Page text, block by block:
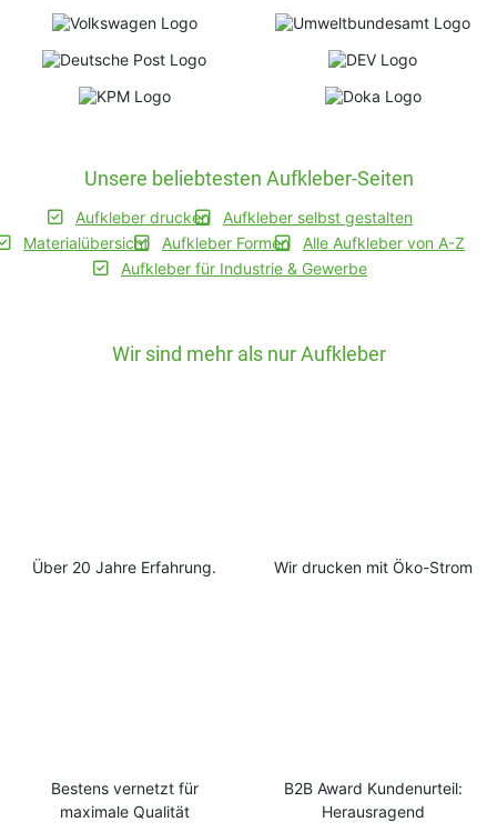
Unsere beliebtesten Aufkleber-Seiten
Aufkleber drucken
Aufkleber selbst gestalten
Materialübersicht
Aufkleber Formen
Alle Aufkleber von A-Z
Aufkleber für Industrie & Gewerbe
Wir sind mehr als nur Aufkleber
Über 20 Jahre Erfahrung. Wir drucken mit Öko-Strom
Bestens vernetzt für
maximale Qualität
B2B Award Kundenurteil:
Herausragend